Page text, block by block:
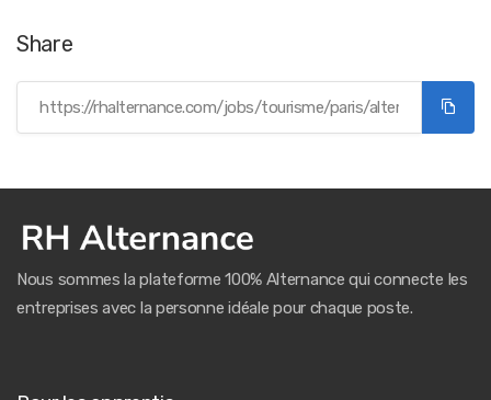
Share
Nous sommes la plateforme 100% Alternance qui connecte les
entreprises avec la personne idéale pour chaque poste.